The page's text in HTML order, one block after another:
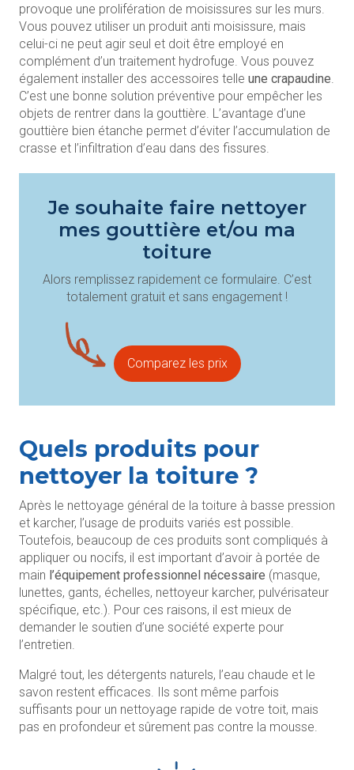
provoque une prolifération de moisissures sur les murs.
Vous pouvez utiliser un produit anti moisissure, mais
celui-ci ne peut agir seul et doit être employé en
complément d’un traitement hydrofuge. Vous pouvez
également installer des accessoires telle une crapaudine.
C’est une bonne solution préventive pour empêcher les
objets de rentrer dans la gouttière. L’avantage d’une
gouttière bien étanche permet d’éviter l’accumulation de
crasse et l’infiltration d’eau dans des fissures.
Je souhaite faire nettoyer
mes gouttière et/ou ma
toiture
Alors remplissez rapidement ce formulaire. C’est
totalement gratuit et sans engagement !
Comparez les prix
Quels produits pour
nettoyer la toiture ?
Après le nettoyage général de la toiture à basse pression
et karcher, l’usage de produits variés est possible.
Toutefois, beaucoup de ces produits sont compliqués à
appliquer ou nocifs, il est important d’avoir à portée de
main l’équipement professionnel nécessaire (masque,
lunettes, gants, échelles, nettoyeur karcher, pulvérisateur
spécifique, etc.). Pour ces raisons, il est mieux de
demander le soutien d’une société experte pour
l’entretien.
Malgré tout, les détergents naturels, l’eau chaude et le
savon restent efficaces. Ils sont même parfois
suffisants pour un nettoyage rapide de votre toit, mais
pas en profondeur et sûrement pas contre la mousse.